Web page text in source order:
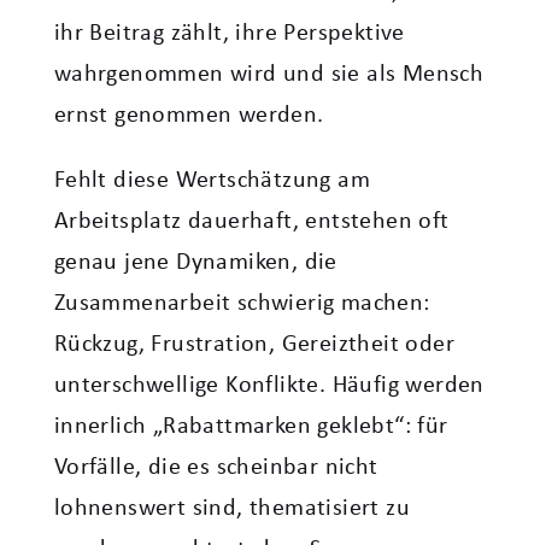
ihr Beitrag zählt, ihre Perspektive
wahrgenommen wird und sie als Mensch
ernst genommen werden.
Fehlt diese Wertschätzung am
Arbeitsplatz dauerhaft, entstehen oft
genau jene Dynamiken, die
Zusammenarbeit schwierig machen:
Rückzug, Frustration, Gereiztheit oder
unterschwellige Konflikte. Häufig werden
innerlich „Rabattmarken geklebt“: für
Vorfälle, die es scheinbar nicht
lohnenswert sind, thematisiert zu